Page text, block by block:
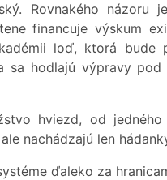
Rovnakého
financuje výskum
loď, ktorá bude
sa hodlajú výpravy pod
hviezd, od
nachádzajú len
ďaleko za